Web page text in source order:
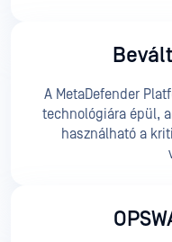
A MetaDefender
technológiára épül,
használható a